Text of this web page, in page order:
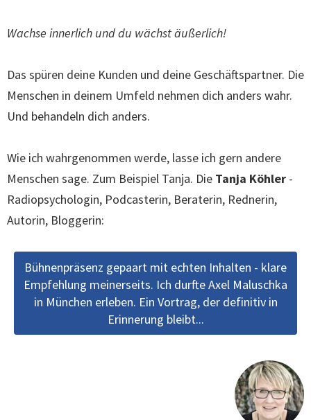
Wachse innerlich und du wächst äußerlich!
Das spüren deine Kunden und deine Geschäftspartner. Die
Menschen in deinem Umfeld nehmen dich anders wahr.
Und behandeln dich anders.
Wie ich wahrgenommen werde, lasse ich gern andere
Menschen sage. Zum Beispiel Tanja. Die Tanja Köhler -
Radiopsychologin, Podcasterin, Beraterin, Rednerin,
Autorin, Bloggerin:
Bühnenpräsenz gepaart mit echten Inhalten - klare
Empfehlung meinerseits. Ich durfte Axel Maluschka
in München erleben. Ein Vortrag, der definitiv in
Erinnerung bleibt...